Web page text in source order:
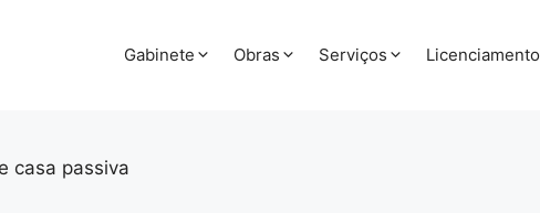
Gabinete Obras Serviços Licenciamento
casa passiva